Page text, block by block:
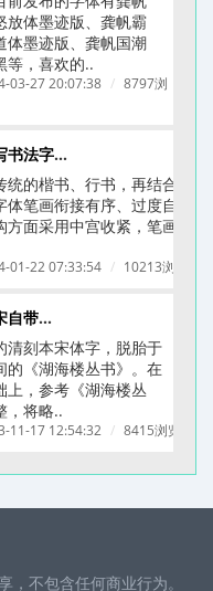
放体墨迹版、龚帆霸
体墨迹版、龚帆国潮
等，喜欢的..
03-27 20:07:38 / 8797浏
霸气有力的手写书法字体-龚帆怒放体(附下载链接)
的楷书、行书，再结合个
体笔画衔接有序、过度自
面采用中宫收紧，笔画向
01-22 07:33:54 / 10213浏览
也字山海朝凤宋自带文艺古典刻本质感的字体
清刻本宋体字，脱胎于
的《湖海楼丛书》。在
上，参考《湖海楼丛
，将略..
11-17 12:54:32 / 8415浏览
不包含任何商业行为。